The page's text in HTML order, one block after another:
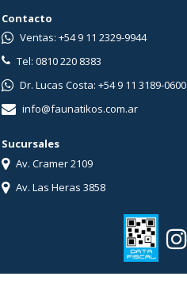
Contacto
Ventas: +54 9 11 2329-9944
Tel: 0810 220 8383
Dr. Lucas Costa: +54 9 11 3189-0600
info@faunatikos.com.ar
Sucursales
Av. Cramer 2109
Av. Las Heras 3858